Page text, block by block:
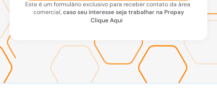
Este é um formulário exclusivo para receber contato da área
comercial, caso seu interesse seja trabalhar na Propay
Clique Aqui